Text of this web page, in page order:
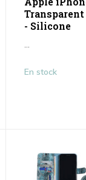
- Silicone
En stock